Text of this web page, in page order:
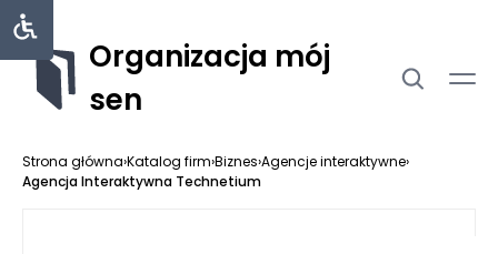
Organizacja mój
sen
Strona główna›Katalog firm›Biznes›Agencje interaktywne›
Agencja Interaktywna Technetium